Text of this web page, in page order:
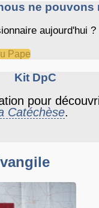
ne pouvons
aujourd'hui ?
Pape
Kit DpC
pour
Catéchèse.